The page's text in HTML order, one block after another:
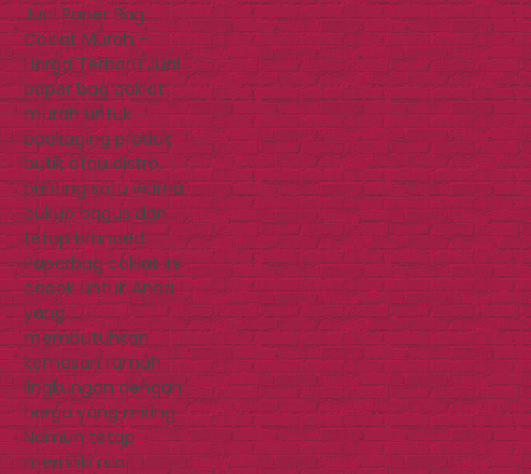
Jual Paper Bag
Coklat Murah –
Harga Terbaru Jual
paper bag coklat
murah untuk
packaging produk
butik atau distro,
printing satu warna
cukup bagus dan
tetap branded.
Paperbag coklat ini
cocok untuk Anda
yang
membutuhkan
kemasan ramah
lingkungan dengan
harga yang miring.
Namun tetap
memiliki nilai